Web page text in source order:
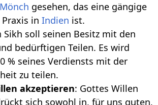
Mönch gesehen, das eine gängige
in Indien ist.
Sikh soll seinen Besitz mit den
bedürftigen Teilen. Es wird
% seines Verdiensts mit der
zu teilen.
akzeptieren: Gottes Willen
sich sowohl in, für uns guten,